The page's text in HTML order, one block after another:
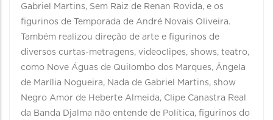
Gabriel Martins, Sem Raiz de Renan Rovida, e os
figurinos de Temporada de André Novais Oliveira.
Também realizou direção de arte e figurinos de
diversos curtas-metragens, videoclipes, shows, teatro,
como Nove Águas de Quilombo dos Marques, Ângela
de Marília Nogueira, Nada de Gabriel Martins, show
Negro Amor de Heberte Almeida, Clipe Canastra Real
da Banda Djalma não entende de Política, figurinos do